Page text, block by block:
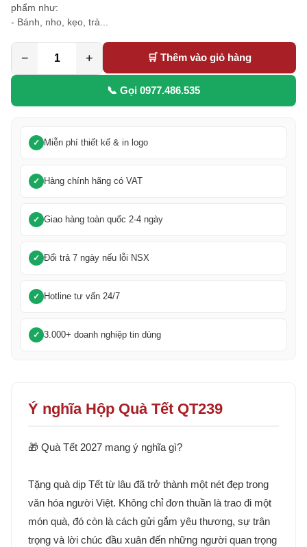
phẩm như:
- Bánh, nho, kẹo, trà...
− + 🛒 Thêm vào giỏ hàng
📞 Gọi 0977.486.535
Miễn phí thiết kế & in logo
Hàng chính hãng có VAT
Giao hàng toàn quốc 2-4 ngày
Đổi trả 7 ngày nếu lỗi NSX
Hotline tư vấn 24/7
3.000+ doanh nghiệp tin dùng
Ý nghĩa Hộp Quà Tết QT239
🎁 Quà Tết 2027 mang ý nghĩa gì?
Tặng quà dịp Tết từ lâu đã trở thành một nét đẹp trong
văn hóa người Việt. Không chỉ đơn thuần là trao đi một
món quà, đó còn là cách gửi gắm yêu thương, sự trân
trọng và lời chúc đầu xuân đến những người quan trọng